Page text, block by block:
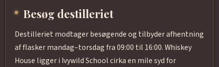
Besøg destilleriet
Destilleriet modtager besøgende og tilbyder afhentning
af flasker mandag–torsdag fra 09:00 til 16:00. Whiskey
House ligger i Ivywild School cirka en mile syd for